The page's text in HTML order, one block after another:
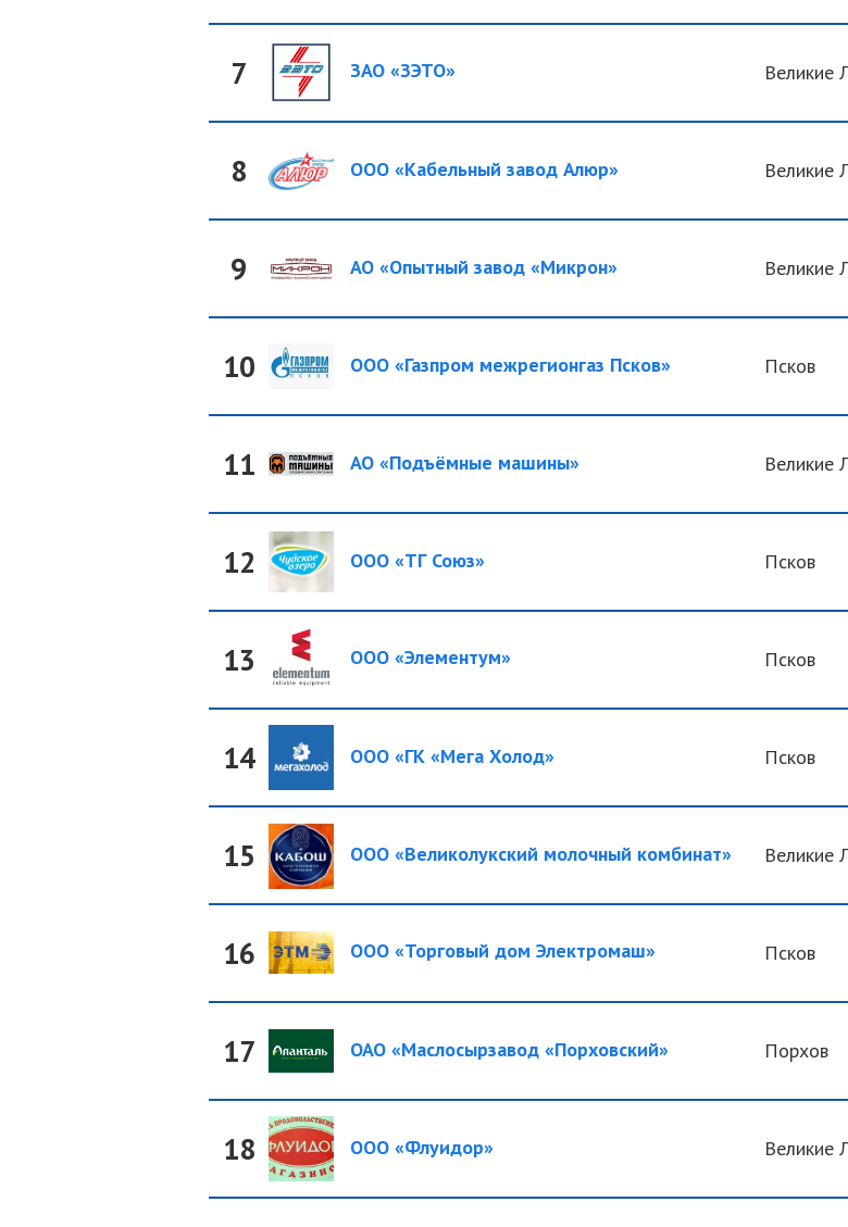
7 ЗАО «ЗЭТО» Великие
8 ООО «Кабельный завод Алюр» Великие
9 АО «Опытный завод «Микрон» Великие
10 ООО «Газпром межрегионгаз Псков» Псков
11 АО «Подъёмные машины» Великие
12 ООО «ТГ Союз» Псков
13 ООО «Элементум» Псков
14 ООО «ГК «Мега Холод» Псков
15 ООО «Великолукский молочный комбинат» Великие
16 ООО «Торговый дом Электромаш» Псков
17 ОАО «Маслосырзавод «Порховский» Порхов
18 ООО «Флуидор» Великие